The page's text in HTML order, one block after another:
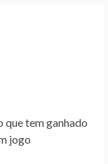
que tem ganhado
jogo